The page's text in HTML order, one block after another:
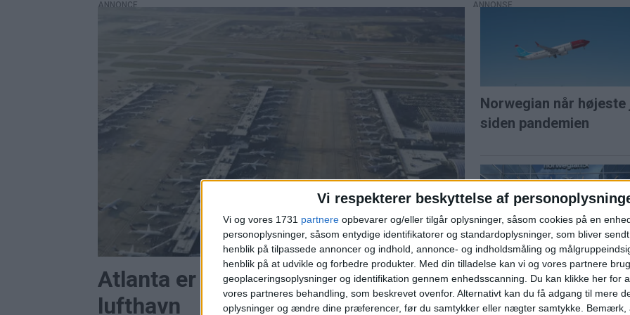
Vi respekterer beskyttelse af
Vi og vores 1731 partnere opbevarer og/eller tilgår oplysninger, såsom cookies på en
personoplysninger, såsom entydige identifikatorer og standardoplysninger, som bliver
henblik på tilpassede annoncer og indhold, annonce- og indholdsmåling og
henblik på at udvikle og forbedre produkter. Med din tilladelse kan vi og vores partnere
geoplaceringsoplysninger og identifikation gennem enhedsscanning. Du kan klikke her for
vores partneres behandling, som beskrevet ovenfor. Alternativt kan du få adgang til mere
oplysninger og ændre dine præferencer, før du samtykker eller nægter samtykke. Bemærk,
ANNONCE
Atlanta er stadig verdens travleste
lufthavn
Norwegian når højeste
siden pandemien
Norwegians direktør
Karlsen: "Vi bygger et
komplet nordisk